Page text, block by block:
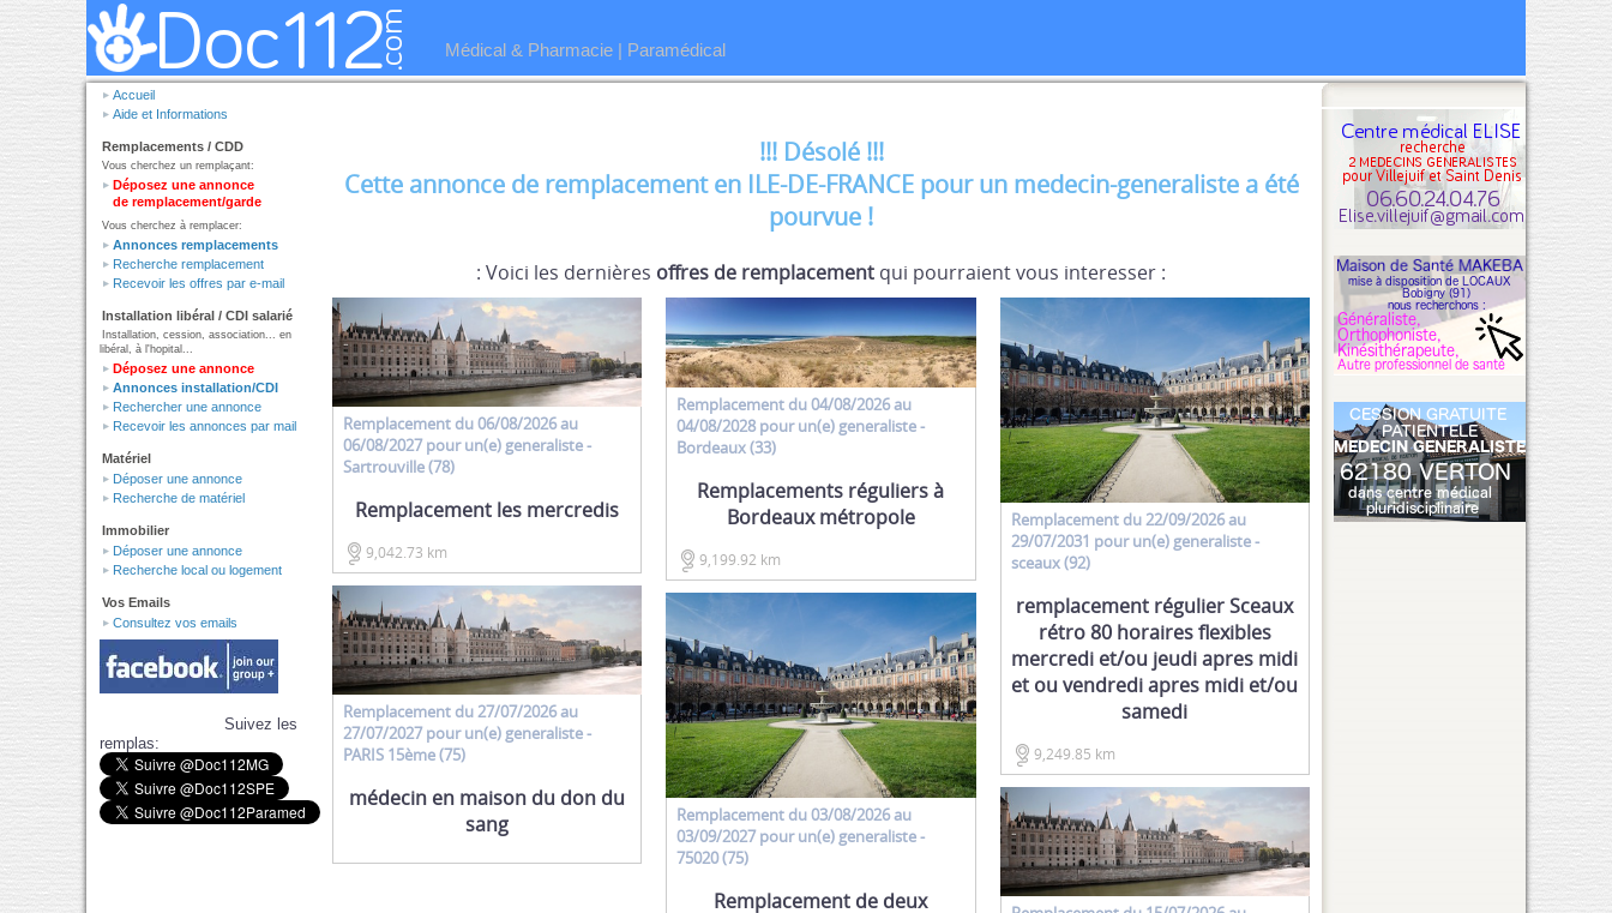
Médical & Pharmacie | Paramédical
Accueil
Aide et Informations
Remplacements / CDD
Vous cherchez un remplaçant:
Déposez une annonce
de remplacement/garde
Vous cherchez à remplacer:
Annonces remplacements
Recherche remplacement
Recevoir les offres par e-mail
Installation libéral / CDI salarié
Installation, cession, association... en
libéral, à l'hopital...
Déposez une annonce
Annonces installation/CDI
Rechercher une annonce
Recevoir les annonces par mail
Matériel
Déposer une annonce
Recherche de matériel
Immobilier
Déposer une annonce
Recherche local ou logement
Vos Emails
Consultez vos emails
Suivez les
remplas:
!!! Désolé !!!
Cette annonce de remplacement en ILE-DE-FRANCE pour un medecin-generaliste a été
pourvue !
: Voici les dernières offres de remplacement qui pourraient vous interesser :
Remplacement du 06/08/2026 au
06/08/2027 pour un(e) generaliste-
Sartrouville (78)
Remplacement les mercredis
9,042.73 km
Remplacement du 27/07/2026 au
27/07/2027 pour un(e) generaliste-
PARIS 15ème (75)
médecin en maison du don du
sang
Remplacement du 04/08/2026 au
04/08/2028 pour un(e) generaliste-
Bordeaux (33)
Remplacements réguliers à
Bordeaux métropole
9,199.92 km
Remplacement du 03/08/2026 au
03/09/2027 pour un(e) generaliste-
75020 (75)
Remplacement de deux
Remplacementdu 22/09/2026 au
29/07/2031 pour un(e) generaliste-
sceaux (92)
remplacement régulier Sceaux
rétro 80 horaires flexibles
mercredi et/ou jeudi apres midi
et ou vendredi apres midi et/ou
samedi
9,249.85 km